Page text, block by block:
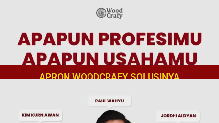
APRON WOODCRAFY SOLUSINYA